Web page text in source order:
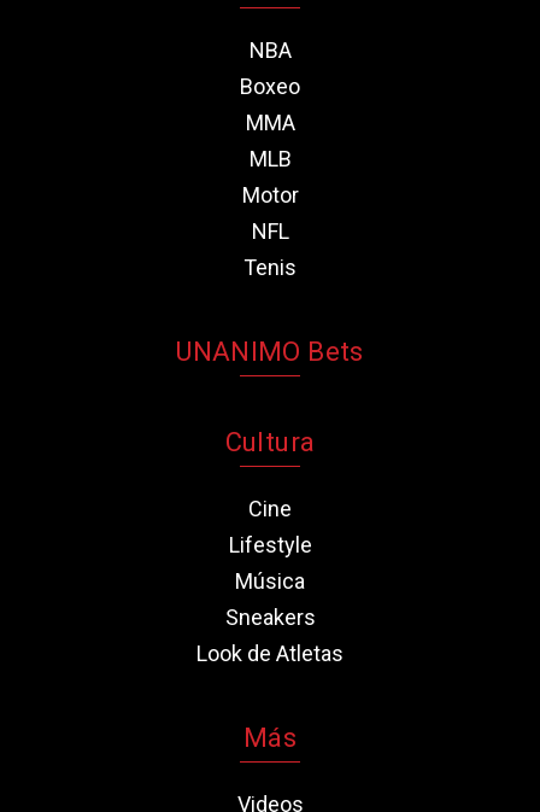
NBA
Boxeo
MMA
MLB
Motor
NFL
Tenis
UNANIMO Bets
Cultura
Cine
Lifestyle
Música
Sneakers
Look de Atletas
Más
Videos